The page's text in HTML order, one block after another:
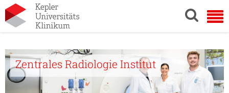
Zentrales Radiologie Institut